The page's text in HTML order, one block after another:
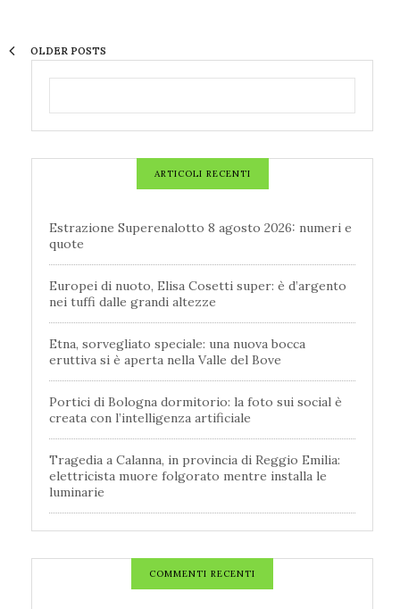
OLDER POSTS
ARTICOLI RECENTI
Estrazione Superenalotto 8 agosto 2026: numeri e
quote
Europei di nuoto, Elisa Cosetti super: è d’argento
nei tuffi dalle grandi altezze
Etna, sorvegliato speciale: una nuova bocca
eruttiva si è aperta nella Valle del Bove
Portici di Bologna dormitorio: la foto sui social è
creata con l’intelligenza artificiale
Tragedia a Calanna, in provincia di Reggio Emilia:
elettricista muore folgorato mentre installa le
luminarie
COMMENTI RECENTI